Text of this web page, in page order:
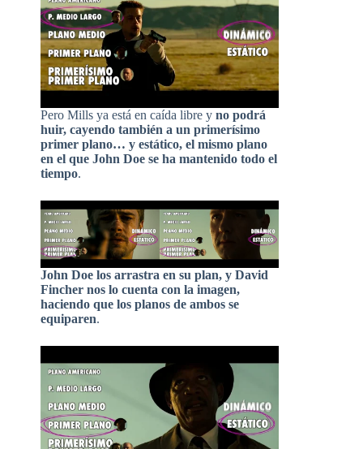
Pero Mills ya está en caída libre y no podrá
huir, cayendo también a un primerísimo
primer plano… y estático, el mismo plano
en el que John Doe se ha mantenido todo el
tiempo.
John Doe los arrastra en su plan, y David
Fincher nos lo cuenta con la imagen,
haciendo que los planos de ambos se
equiparen.